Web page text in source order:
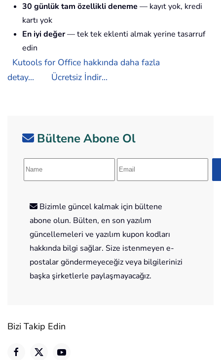
30 günlük tam özellikli deneme — kayıt yok, kredi
kartı yok
En iyi değer— tek tek eklenti almak yerine tasarruf
edin
Kutools for Office hakkında daha fazla
detay...
Ücretsiz İndir...
Bültene Abone Ol
Bizimle güncel kalmak için bültene
abone olun. Bülten, en son yazılım
güncellemeleri ve yazılım kupon kodları
hakkında bilgi sağlar. Size istenmeyen e-
postalar göndermeyeceğiz veya bilgilerinizi
başka şirketlerle paylaşmayacağız.
Bizi Takip Edin